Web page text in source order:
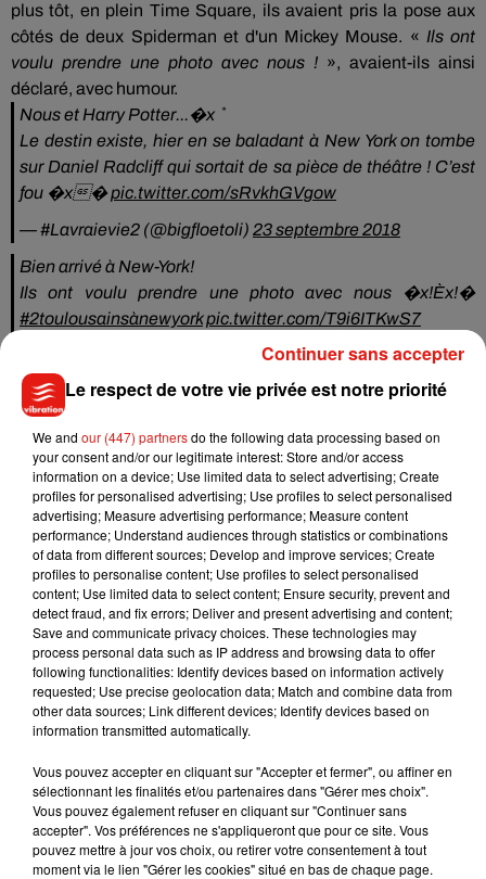
plus tôt, en plein Time Square, ils avaient pris la pose aux
côtés de deux Spiderman et d'un Mickey Mouse. « Ils ont
voulu prendre une photo avec nous ! », avaient-ils ainsi
déclaré, avec humour.
Nous et Harry Potter...�xܶ
Le destin existe, hier en se baladant à New York on tombe
sur Daniel Radcliff qui sortait de sa pièce de théâtre ! C’est
fou �x�pic.twitter.com/sRvkhGVgow
— #Lavraievie2 (@bigfloetoli) 23 septembre 2018
Bien arrivé à New-York!
Ils ont voulu prendre une photo avec nous �x!Èx!�
#2toulousainsànewyorkpic.twitter.com/T9i6ITKwS7
18 septembre 2018
Depuis, les deux Toulousains sont de retour en France où ils
préparent activement la sortie de leur nouvel album intitulé
La Vraie Vie 2. Ils ont d’ores et déjà donné rendez-vous à
leurs fans : ce sera en novembre prochain. « Ce n’est pas un
album bonus ou une réédition, mais un VRAI NOUVEL
ALBUM.La Vraie Vie 2, car c’est un album dans la continuité
et que certaines chansons étaient prévues déjà avant la
sortie de La Vraie Vie 1 », détaillent-ils leur futur projet.
On sort un nouvel album en Novembre
�a�️ ce n’est pas un album bonus ou une réédition mais un
VRAI NOUVEL ALBUM �x�
la vraie vie 2 car c’est un album dans la continuité et que
certaines chansons étaient prévu déjà avant la sortie de la
vraie vie 1�x�
— #Lavraievie2 (@bigfloetoli)9 septembre 2018
Le respect de votre vie privée est notre priorité
We and our (447) partnersdo the following data processing based on
your consent and/or our legitimate interest: Store and/or access
information on a device; Use limited data to select advertising; Create
profiles for personalised advertising; Use profiles to select personalised
advertising; Measure advertising performance; Measure content
performance; Understand audiences through statistics or combinations
of data from different sources; Develop and improve services; Create
profiles to personalise content; Use profiles to select personalised
content; Use limited data to select content; Ensure security, prevent and
detect fraud, and fix errors; Deliver and present advertising and content;
Save and communicate privacy choices. These technologies may
process personal data such as IP address and browsing data to offer
following functionalities: Identify devices based on information actively
requested; Use precise geolocation data; Match and combine data from
other data sources; Link different devices; Identify devices based on
information transmitted automatically.
Vous pouvez accepter en cliquant sur "Accepter et fermer", ou affiner en
sélectionnant les finalités et/ou partenaires dans "Gérer mes choix".
Vous pouvez également refuser en cliquant sur "Continuer sans
accepter". Vos préférences ne s'appliqueront que pour ce site. Vous
pouvez mettre à jour vos choix, ou retirer votre consentement à tout
moment via le lien "Gérer les cookies" situé en bas de chaque page.
Continuer sans accepter